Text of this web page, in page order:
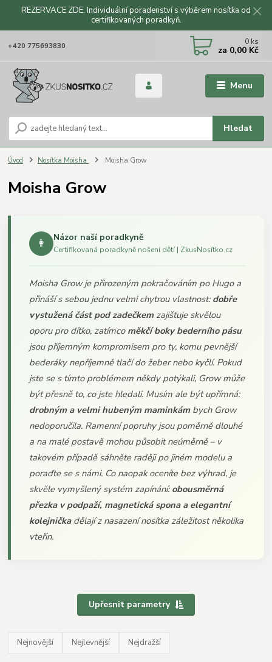
REZERVACE ZDE. Individuální poradenství s výběrem nosítka od
certifikovaných poradkyň.
Menu
Hledat
+420 775693830 0 ks
za 0,00 Kč
Úvod Nosítka Moisha Moisha Grow
Moisha Grow
👩 Názor naší poradkyně
Certifikovaná poradkyně nošení dětí | ZkusNosítko.cz
Moisha Grow je přirozeným pokračováním po Hugo a
přináší s sebou jednu velmi chytrou vlastnost: dobře
vystužená část pod zadečkemzajišťuje skvělou
oporu pro dítko, zatímco měkčí boky bederního pásu
jsou příjemným kompromisem pro ty, komu pevnější
bederáky nepříjemně tlačí do žeber nebo kyčlí. Pokud
jste se s tímto problémem někdy potýkali, Grow může
být přesně to, co jste hledali. Musím ale být upřímná:
drobným a velmi hubeným maminkámbych Grow
nedoporučila. Ramenní popruhy jsou poměrně dlouhé
a na malé postavě mohou působit neúměrně – v
takovém případě sáhněte raději po jiném modelu a
poraďte se s námi. Co naopak oceníte bez výhrad, je
skvěle vymyšlený systém zapínání: obousměrná
přezka v podpaží, magnetická spona a elegantní
kolejničkadělají z nasazení nosítka záležitost několika
vteřin.
Upřesnit parametry
Nejnovější Nejlevnější Nejdražší